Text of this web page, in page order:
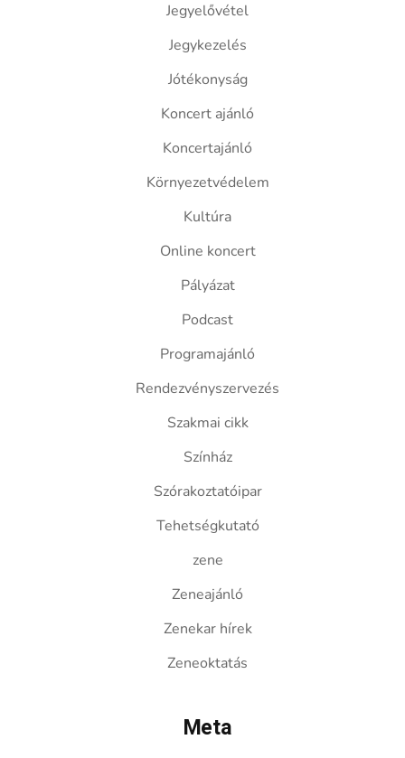
Jegyelővétel
Jegykezelés
Jótékonyság
Koncert ajánló
Koncertajánló
Környezetvédelem
Kultúra
Online koncert
Pályázat
Podcast
Programajánló
Rendezvényszervezés
Szakmai cikk
Színház
Szórakoztatóipar
Tehetségkutató
zene
Zeneajánló
Zenekar hírek
Zeneoktatás
Meta